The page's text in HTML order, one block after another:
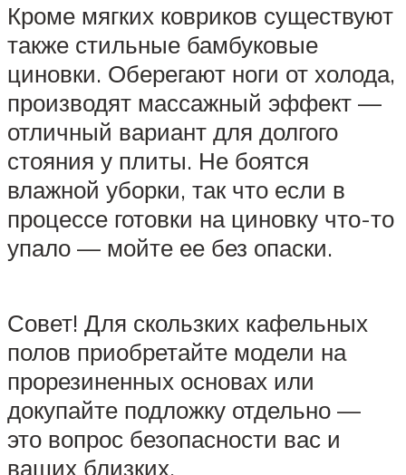
Кроме мягких ковриков существуют
также стильные бамбуковые
циновки. Оберегают ноги от холода,
производят массажный эффект —
отличный вариант для долгого
стояния у плиты. Не боятся
влажной уборки, так что если в
процессе готовки на циновку что-то
упало — мойте ее без опаски.
Совет! Для скользких кафельных
полов приобретайте модели на
прорезиненных основах или
докупайте подложку отдельно —
это вопрос безопасности вас и
ваших близких.